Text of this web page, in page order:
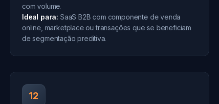
com volume.
Ideal para: SaaS B2B com componente de venda
online, marketplace ou transações que se beneficiam
de segmentação preditiva.
12